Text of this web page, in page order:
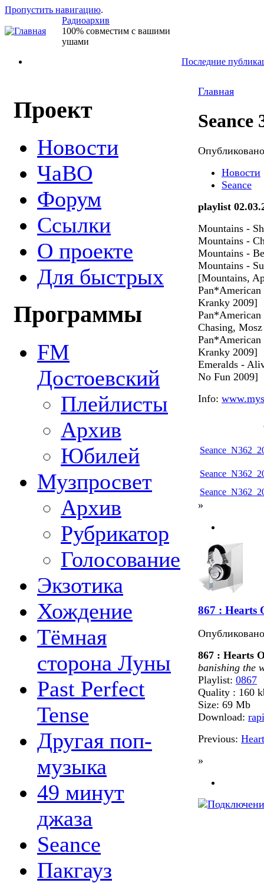
Пропустить навигацию.
Радиоархив
100% совместим с вашими
ушами
Последние
Проект
Новости
ЧаВО
Форум
Ссылки
О проекте
Для быстрых
Программы
FM
Достоевский
Плейлисты
Архив
Юбилей
Музпросвет
Архив
Рубрикатор
Голосование
Экзотика
Хождение
Тёмная
сторона Луны
Past Perfect
Tense
Другая поп-
музыка
49 минут
джаза
Seance
Пакгауз
Главная
Seance
Новости
Seance
playlist
Mountains -
Mountains -
Mountains -
Mountains -
[Mountains,
Kranky 2009]
Chasing,
Kranky 2009]
Emeralds -
No Fun 2009]
Info:
»
867 : Hearts
867 : Hearts
banishing the
Playlist: 0867
Quality : 160
Size: 69 Mb
Download:
Previous:
»